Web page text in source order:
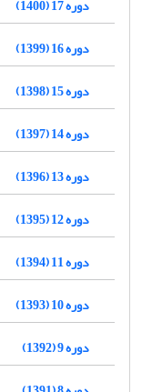
دوره 17 (1400)
دوره 16 (1399)
دوره 15 (1398)
دوره 14 (1397)
دوره 13 (1396)
دوره 12 (1395)
دوره 11 (1394)
دوره 10 (1393)
دوره 9 (1392)